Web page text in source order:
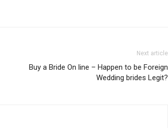
Next article
Buy a Bride On line – Happen to be Foreign
Wedding brides Legit?